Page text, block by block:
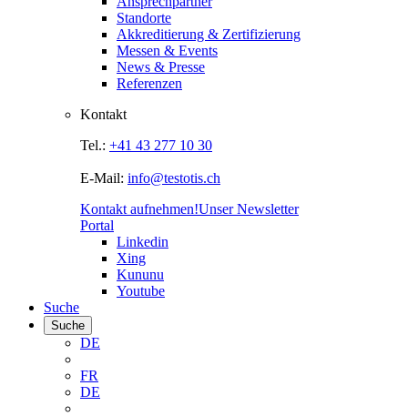
Standorte
Akkreditierung & Zertifizierung
Messen & Events
News & Presse
Referenzen
Kontakt
Tel.: +41 43 277 10 30
E-Mail: info@testotis.ch
Kontakt aufnehmen!Unser Newsletter
Portal
Linkedin
Xing
Kununu
Youtube
Suche
Suche
DE
FR
DE